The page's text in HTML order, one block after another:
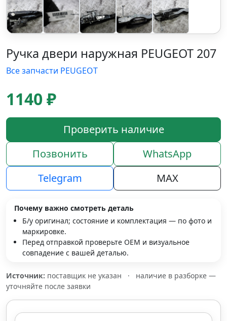
Ручка двери наружная PEUGEOT 207
Все запчасти PEUGEOT
1140 ₽
Проверить наличие
Позвонить
WhatsApp
Telegram
MAX
Почему важно смотреть деталь
Б/у оригинал; состояние и комплектация — по фото и
маркировке.
Перед отправкой проверьте OEM и визуальное
совпадение с вашей деталью.
Источник: поставщик не указан ·
наличие в разборке —
уточняйте после заявки